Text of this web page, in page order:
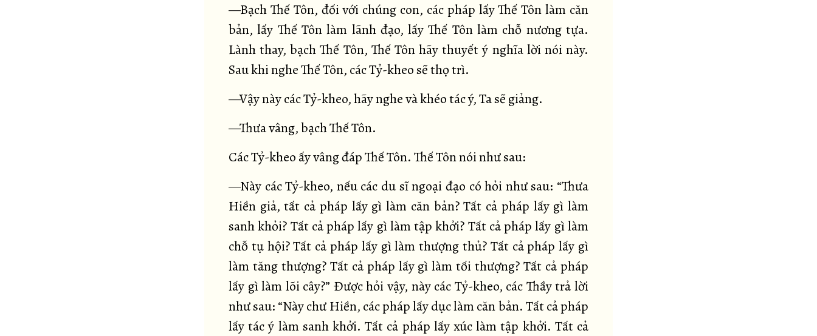
—Bạch Thế Tôn, đối với chúng con, các pháp lấy Thế Tôn làm căn
bản, lấy Thế Tôn làm lãnh đạo, lấy Thế Tôn làm chỗ nương tựa.
Lành thay, bạch Thế Tôn, Thế Tôn hãy thuyết ý nghĩa lời nói này.
Sau khi nghe Thế Tôn, các Tỷ-kheo sẽ thọ trì.
—Vậy này các Tỷ-kheo, hãy nghe và khéo tác ý, Ta sẽ giảng.
—Thưa vâng, bạch Thế Tôn.
Các Tỷ-kheo ấy vâng đáp Thế Tôn. Thế Tôn nói như sau:
—Này các Tỷ-kheo, nếu các du sĩ ngoại đạo có hỏi như sau: “Thưa
Hiền giả, tất cả pháp lấy gì làm căn bản? Tất cả pháp lấy gì làm
sanh khỏi? Tất cả pháp lấy gì làm tập khởi? Tất cả pháp lấy gì làm
chỗ tụ hội? Tất cả pháp lấy gì làm thượng thủ? Tất cả pháp lấy gì
làm tăng thượng? Tất cả pháp lấy gì làm tối thượng? Tất cả pháp
lấy gì làm lõi cây?” Được hỏi vậy, này các Tỷ-kheo, các Thầy trả lời
như sau: “Này chư Hiền, các pháp lấy dục làm căn bản. Tất cả pháp
lấy tác ý làm sanh khởi. Tất cả pháp lấy xúc làm tập khởi. Tất cả